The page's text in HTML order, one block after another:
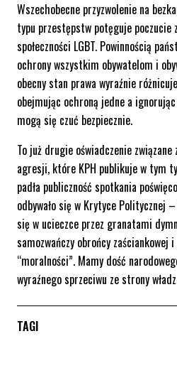
Wszechobecne przyzwolenie na
typu przestępstw potęguje poczucie
społeczności LGBT. Powinnością
ochrony wszystkim obywatelom i
obecny stan prawa wyraźnie
obejmując ochroną jedne a
mogą się czuć bezpiecznie.
To już drugie oświadczenie
agresji, które KPH publikuje w tym
padła publiczność spotkania
odbywało się w Krytyce Politycznej
się w ucieczce przez granatami
samozwańczy obrońcy zaściankowej
“moralności”. Mamy dość
wyraźnego sprzeciwu ze strony
TAGI